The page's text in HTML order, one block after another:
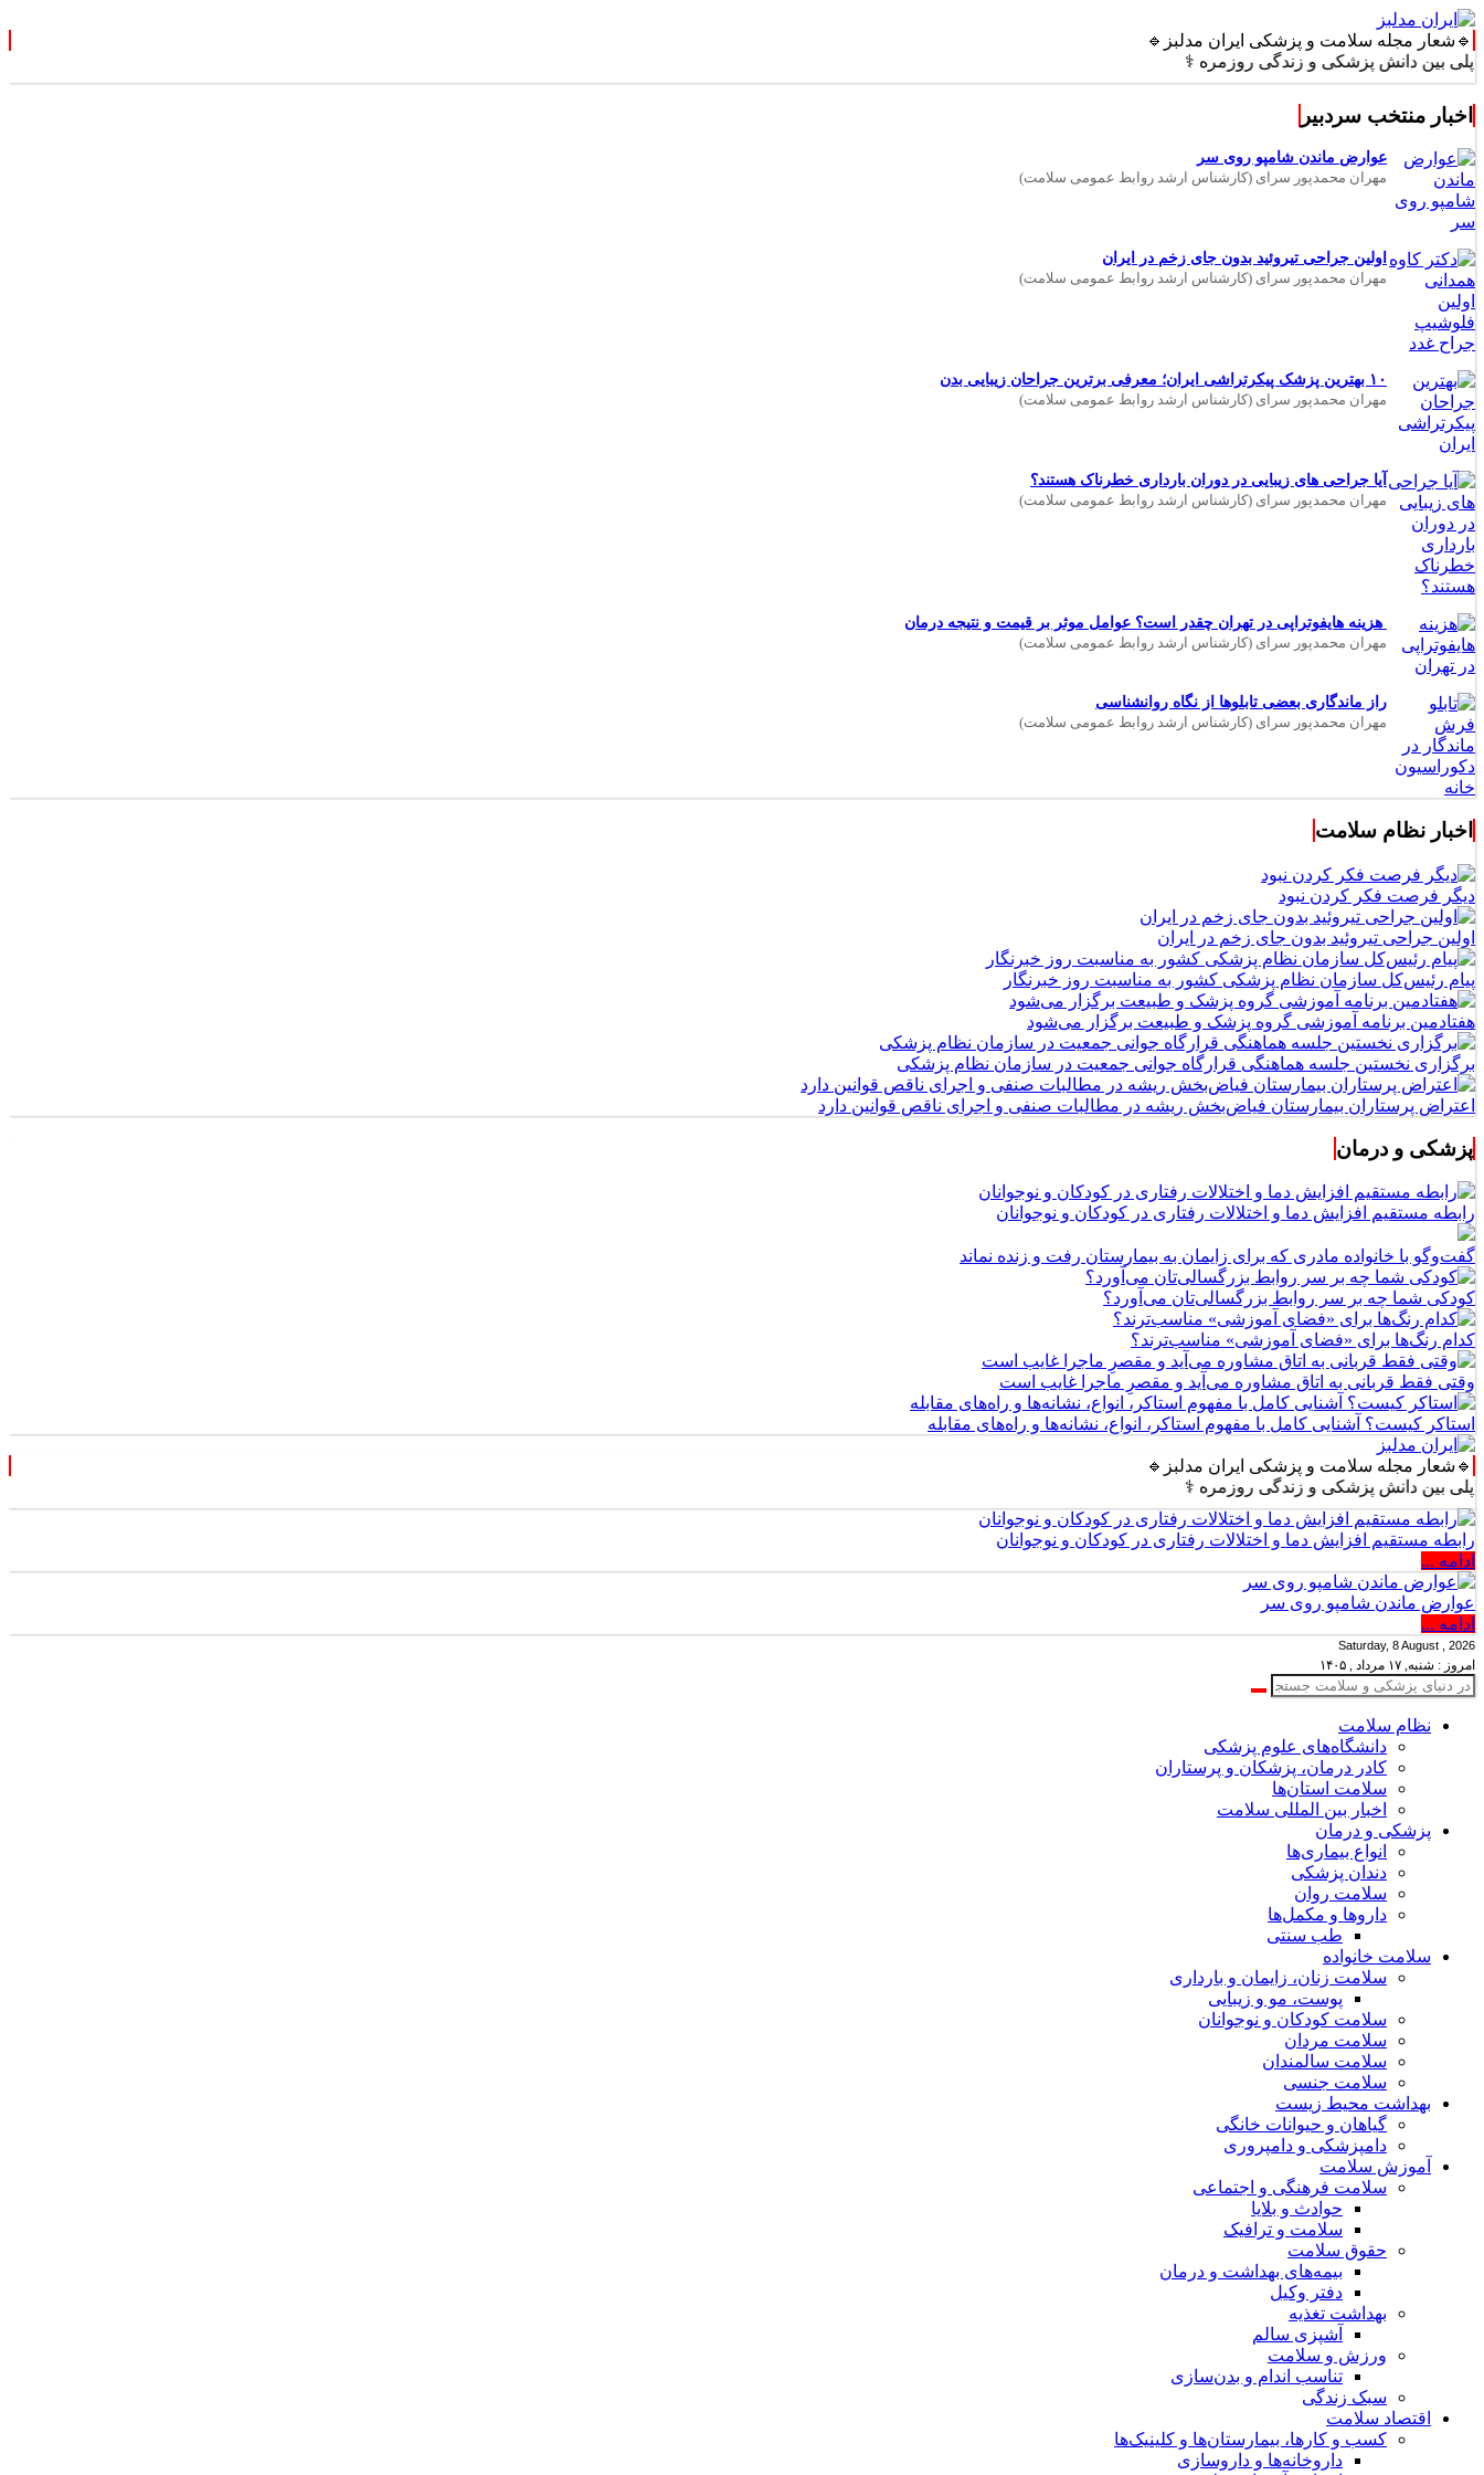
🔹شعار مجله سلامت و پزشکی ایران مدلبز🔹
دانش پزشکی و زندگی روزمره ⚕️
اخبار منتخب سردبیر
عوارض ماندن شامپو روی سر
مهران محمدپور سرای (کارشناس ارشد روابط عمومی سلامت)
اولین جراحی تیروئید بدون جای زخم در ایران
مهران محمدپور سرای (کارشناس ارشد روابط عمومی سلامت)
۱۰ بهترین پزشک پیکرتراشی ایران؛ معرفی برترین جراحان زیبایی بدن
مهران محمدپور سرای (کارشناس ارشد روابط عمومی سلامت)
آیا جراحی های زیبایی در دوران بارداری خطرناک هستند؟
مهران محمدپور سرای (کارشناس ارشد روابط عمومی سلامت)
هزینه هایفوتراپی در تهران چقدر است؟ عوامل موثر بر قیمت و نتیجه درمان
مهران محمدپور سرای (کارشناس ارشد روابط عمومی سلامت)
راز ماندگاری بعضی تابلوها از نگاه روانشناسی
مهران محمدپور سرای (کارشناس ارشد روابط عمومی سلامت)
اخبار نظام سلامت
دیگر فرصت فکر کردن نبود
اولین جراحی تیروئید بدون جای زخم در ایران
پیام رئیس‌کل سازمان نظام پزشکی کشور به مناسبت روز خبرنگار
هفتادمین برنامه آموزشی گروه پزشک و طبیعت برگزار می‌شود
برگزاری نخستین جلسه هماهنگی قرارگاه جوانی جمعیت در سازمان نظام پزشکی
اعتراض پرستاران بیمارستان فیاض‌بخش ریشه در مطالبات صنفی و اجرای ناقص قوانین دارد
پزشکی و درمان
رابطه مستقیم افزایش دما و اختلالات رفتاری در کودکان و نوجوانان
گفت‌وگو با خانواده مادری که برای زایمان به بیمارستان رفت و زنده نماند
کودکی شما چه بر سر روابط بزرگسالی‌تان می‌آورد؟
کدام رنگ‌ها برای «فضای آموزشی» مناسب‌ترند؟
وقتی فقط قربانی به اتاق مشاوره می‌آید و مقصرِ ماجرا غایب است
استاکر کیست؟ آشنایی کامل با مفهوم استاکر، انواع، نشانه‌ها و راه‌های مقابله
🔹شعار مجله سلامت و پزشکی ایران مدلبز🔹
دانش پزشکی و زندگی روزمره ⚕️
رابطه مستقیم افزایش دما و اختلالات رفتاری در کودکان و نوجوانان
ادامه ...
عوارض ماندن شامپو روی سر
ادامه ...
Saturday, 8 August , 2026
امروز : شنبه, ۱۷ مرداد , ۱۴۰۵
نظام سلامت
دانشگاه‌های علوم پزشکی
کادر درمان، پزشکان و پرستاران
سلامت استان‌ها
اخبار بین المللی سلامت
پزشکی و درمان
انواع بیماری‌ها
دندان پزشکی
سلامت روان
داروها و مکمل‌ها
طب سنتی
سلامت خانواده
سلامت زنان، زایمان و بارداری
پوست، مو و زیبایی
سلامت کودکان و نوجوانان
سلامت مردان
سلامت سالمندان
سلامت جنسی
بهداشت محیط زیست
گیاهان و حیوانات خانگی
دامپزشکی و دامپروری
آموزش سلامت
سلامت فرهنگی و اجتماعی
حوادث و بلایا
سلامت و ترافیک
حقوق سلامت
بیمه‌های بهداشت و درمان
دفتر وکیل
بهداشت تغذیه
آشپزی سالم
ورزش و سلامت
تناسب اندام و بدن‌سازی
سبک زندگی
اقتصاد سلامت
کسب و کارها، بیمارستان‌ها و کلینیک‌ها
داروخانه‌ها و داروسازی